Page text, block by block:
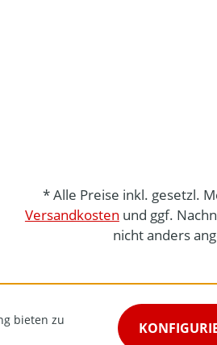
* Alle Preise inkl. gesetzl.
Versandkosten und ggf.
nicht anders
bieten zu